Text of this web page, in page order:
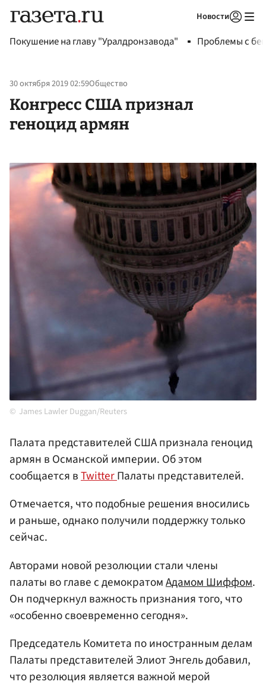
Новости
Покушение на главу "Уралдронзавода" Проблемы с
30 октября 2019 02:59Общество
Конгресс США признал
геноцид армян
James Lawler Duggan/Reuters
Палата представителей США признала геноцид
армян в Османской империи. Об этом
сообщается вTwitterПалаты представителей.
Отмечается, что подобные решения вносились
и раньше, однако получили поддержку только
сейчас.
Авторами новой резолюции стали члены
палаты во главе с демократомАдамом Шиффом.
Он подчеркнул важность признания того, что
«особенно своевременно сегодня».
Председатель Комитета по иностранным делам
Палаты представителей Элиот Энгель добавил,
что резолюция является важной мерой